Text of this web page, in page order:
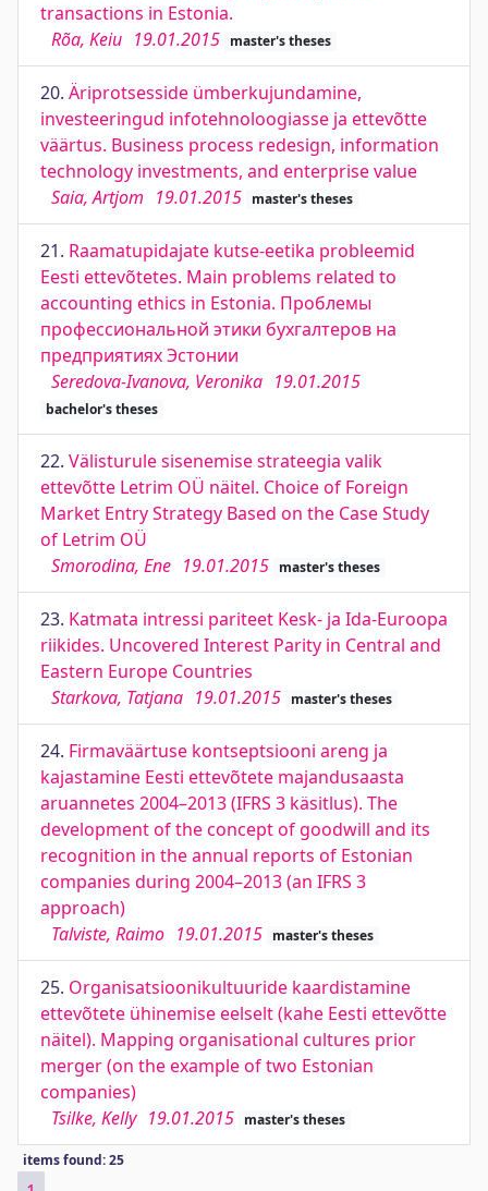
transactions in Estonia.
Rõa, Keiu 19.01.2015 master's theses
20. Äriprotsesside ümberkujundamine,
investeeringud infotehnoloogiasse ja ettevõtte
väärtus. Business process redesign, information
technology investments, and enterprise value
Saia, Artjom 19.01.2015 master's theses
21. Raamatupidajate kutse-eetika probleemid
Eesti ettevõtetes. Main problems related to
accounting ethics in Estonia. Проблемы
профессиональной этики бухгалтеров на
предприятиях Эстонии
Seredova-Ivanova, Veronika 19.01.2015
bachelor's theses
22. Välisturule sisenemise strateegia valik
ettevõtte Letrim OÜ näitel. Choice of Foreign
Market Entry Strategy Based on the Case Study
of Letrim OÜ
Smorodina, Ene 19.01.2015 master's theses
23. Katmata intressi pariteet Kesk- ja Ida-Euroopa
riikides. Uncovered Interest Parity in Central and
Eastern Europe Countries
Starkova, Tatjana 19.01.2015 master's theses
24. Firmaväärtuse kontseptsiooni areng ja
kajastamine Eesti ettevõtete majandusaasta
aruannetes 2004–2013 (IFRS 3 käsitlus). The
development of the concept of goodwill and its
recognition in the annual reports of Estonian
companies during 2004–2013 (an IFRS 3
approach)
Talviste, Raimo 19.01.2015 master's theses
25. Organisatsioonikultuuride kaardistamine
ettevõtete ühinemise eelselt (kahe Eesti ettevõtte
näitel). Mapping organisational cultures prior
merger (on the example of two Estonian
companies)
Tsilke, Kelly 19.01.2015 master's theses
items found: 25